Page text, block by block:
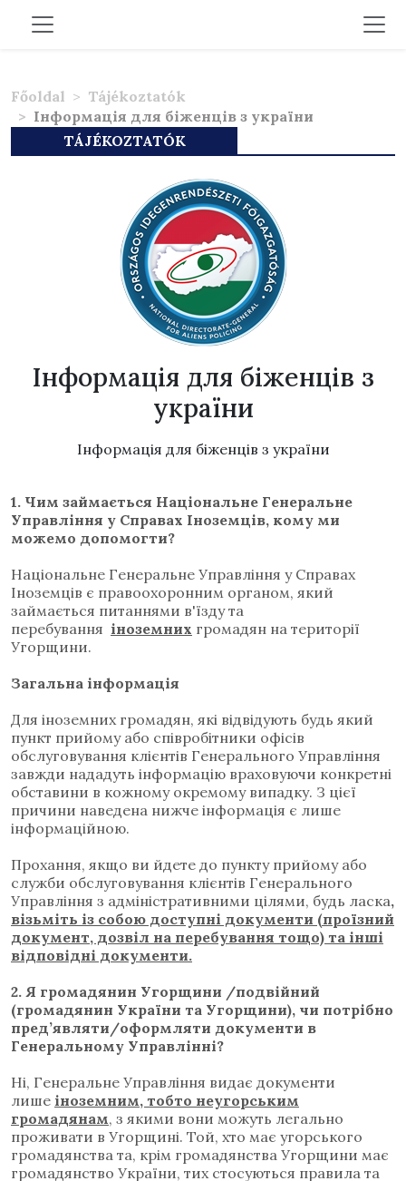
Főoldal
Tájékoztatók
Iнформація для біженців з україни
TÁJÉKOZTATÓK
Iнформація для біженців з
україни
Iнформація для біженців з україни
1. Чим займається Національне Генеральне
Управління у Справах Іноземців, кому ми
можемо допомогти?
Національне Генеральне Управління у Справах
Іноземців є правоохоронним органом, який
займається питаннями в'їзду та
перебування іноземних громадян на території
Угорщини.
Загальна інформація
Для іноземних громадян, які відвідують будь який
пункт прийому або співробітники офісів
обслуговування клієнтів Генерального Управління
завжди нададуть інформацію враховуючи конкретні
обставини в кожному окремому випадку. З цієї
причини наведена нижче інформація є лише
інформаційною.
Прохання, якщо ви йдете до пункту прийому або
служби обслуговування клієнтів Генерального
Управління з адміністративними цілями, будь ласка,
візьміть із собою доступні документи (проїзний
документ, дозвіл на перебування тощо) та інші
відповідні документи.
2. Я громадянин Угорщини /подвійний
(громадянин України та Угорщини), чи потрібно
пред’являти/оформляти документи в
Генеральному Управлінні?
Ні, Генеральне Управління видає документи
лише іноземним, тобто неугорським
громадянам, з якими вони можуть легально
проживати в Угорщині. Той, хто має угорського
громадянства та, крім громадянства Угорщини має
громадянство України, тих стосуються правила та